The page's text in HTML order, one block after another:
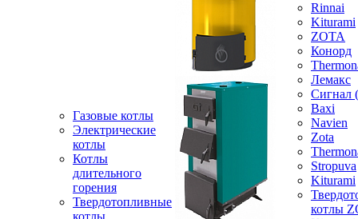
Газовые котлы
Электрические
котлы
Котлы
длительного
горения
Твердотопливные
котлы
Rinnai
Kiturami
ZOTA
Конорд
Лемакс
Baxi
Navien
Zota
Stropuva
Kiturami
котлы